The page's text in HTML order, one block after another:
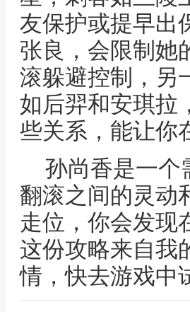
友保护或提早出
张良，会限制她
滚躲避控制，另
如后羿和安琪拉
些关系，能让你
孙尚香是一个
翻滚之间的灵动
走位，你会发现
这份攻略来自我
情，快去游戏中